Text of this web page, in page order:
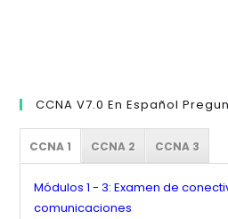
CCNA V7.0 En Español
CCNA 1 CCNA 2 CCNA 3
Módulos 1 - 3: Examen de
comunicaciones